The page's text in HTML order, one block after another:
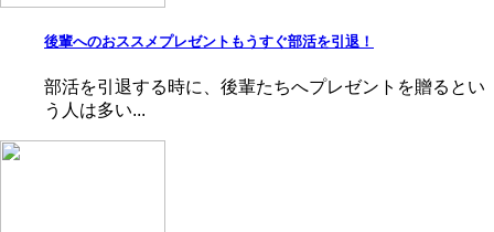
後輩へのおススメプレゼントもうすぐ部活を引退！
部活を引退する時に、後輩たちへプレゼントを贈るとい
う人は多い...